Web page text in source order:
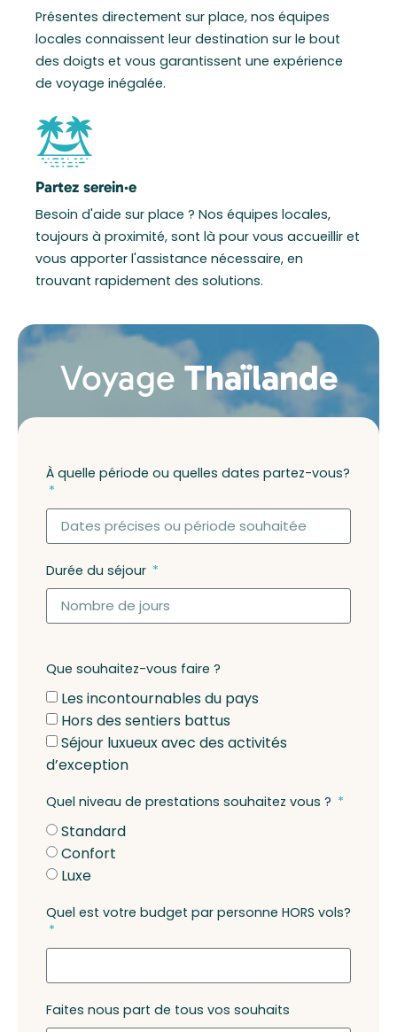
Présentes directement sur place, nos équipes
locales connaissent leur destination sur le bout
des doigts et vous garantissent une expérience
de voyage inégalée.
Partez serein·e
Besoin d'aide sur place ? Nos équipes locales,
toujours à proximité, sont là pour vous accueillir et
vous apporter l'assistance nécessaire, en
trouvant rapidement des solutions.
Voyage Thaïlande
À quelle période ou quelles dates partez-vous?
Durée du séjour
Que souhaitez-vous faire ?
Les incontournables du pays
Hors des sentiers battus
Séjour luxueux avec des activités
d’exception
Quel niveau de prestations souhaitez vous ?
Standard
Confort
Luxe
Quel est votre budget par personne HORS vols?
Faites nous part de tous vos souhaits